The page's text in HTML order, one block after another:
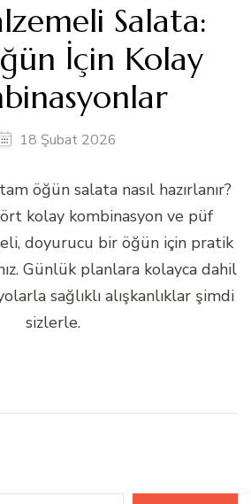
Salata:
İçin Kolay
18 Şubat 2026
öğün salata nasıl hazırlanır?
kolay kombinasyon ve püf
doyurucu bir öğün için pratik
Günlük planlara kolayca dahil
sağlıklı alışkanlıklar şimdi
sizlerle.